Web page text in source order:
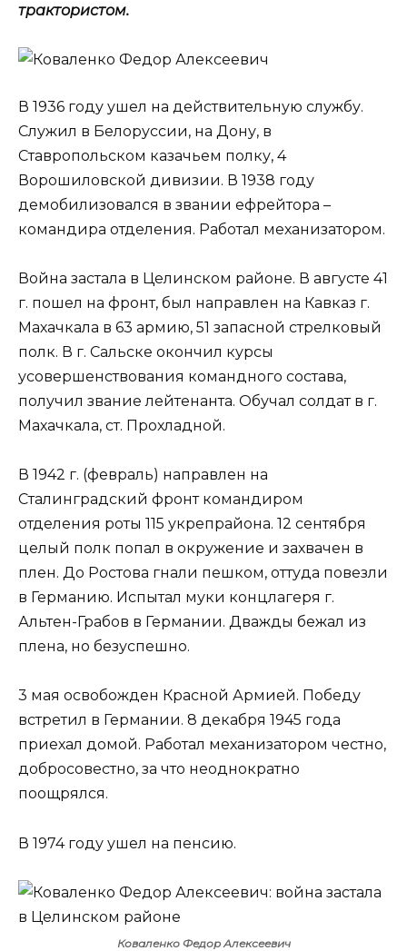
трактористом.
В 1936 году ушел на действительную службу.
Служил в Белоруссии, на Дону, в
Ставропольском казачьем полку, 4
Ворошиловской дивизии. В 1938 году
демобилизовался в звании ефрейтора –
командира отделения. Работал механизатором.
Война застала в Целинском районе. В августе 41
г. пошел на фронт, был направлен на Кавказ г.
Махачкала в 63 армию, 51 запасной стрелковый
полк. В г. Сальске окончил курсы
усовершенствования командного состава,
получил звание лейтенанта. Обучал солдат в г.
Махачкала, ст. Прохладной.
В 1942 г. (февраль) направлен на
Сталинградский фронт командиром
отделения роты 115 укрепрайона. 12 сентября
целый полк попал в окружение и захвачен в
плен. До Ростова гнали пешком, оттуда повезли
в Германию. Испытал муки концлагеря г.
Альтен-Грабов в Германии. Дважды бежал из
плена, но безуспешно.
3 мая освобожден Красной Армией. Победу
встретил в Германии. 8 декабря 1945 года
приехал домой. Работал механизатором честно,
добросовестно, за что неоднократно
поощрялся.
В 1974 году ушел на пенсию.
Коваленко Федор Алексеевич